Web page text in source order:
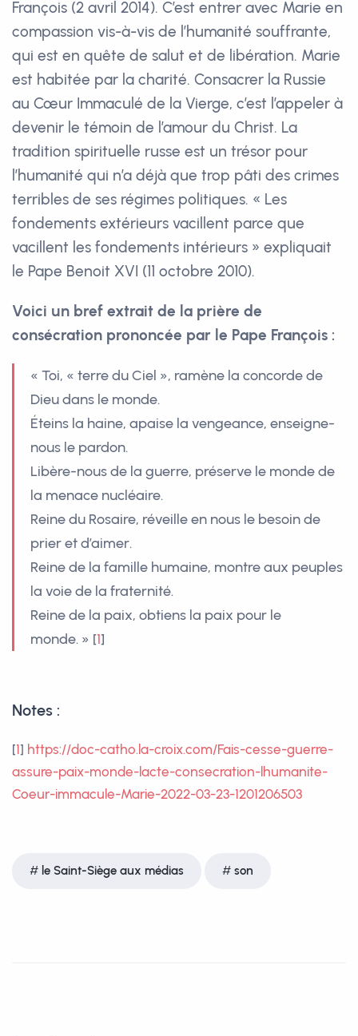
François (2 avril 2014). C’est entrer avec Marie en
compassion vis-à-vis de l’humanité souffrante,
qui est en quête de salut et de libération. Marie
est habitée par la charité. Consacrer la Russie
au Cœur Immaculé de la Vierge, c’est l’appeler à
devenir le témoin de l’amour du Christ. La
tradition spirituelle russe est un trésor pour
l’humanité qui n’a déjà que trop pâti des crimes
terribles de ses régimes politiques. « Les
fondements extérieurs vacillent parce que
vacillent les fondements intérieurs » expliquait
le Pape Benoit XVI (11 octobre 2010).
Voici un bref extrait de la prière de
consécration prononcée par le Pape François :
« Toi, « terre du Ciel », ramène la concorde de
Dieu dans le monde.
Éteins la haine, apaise la vengeance, enseigne-
nous le pardon.
Libère-nous de la guerre, préserve le monde de
la menace nucléaire.
Reine du Rosaire, réveille en nous le besoin de
prier et d’aimer.
Reine de la famille humaine, montre aux peuples
la voie de la fraternité.
Reine de la paix, obtiens la paix pour le
monde. » [1]
Notes :
[1] https://doc-catho.la-croix.com/Fais-cesse-guerre-
assure-paix-monde-lacte-consecration-lhumanite-
Coeur-immacule-Marie-2022-03-23-1201206503
le Saint-Siège aux médias son